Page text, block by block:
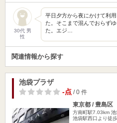
30代 男
性
平日夕方から夜にかけて利
た。そこまで混んでおらず
た。エジ…
関連情報から探す
池袋プラザ
-点/ 0 件
東京都 / 豊島区
方南町駅7.03km 池
池袋駅西口より徒